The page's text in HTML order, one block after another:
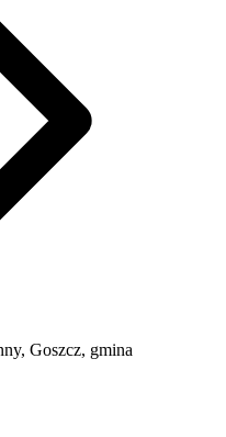
Goszcz, gmina